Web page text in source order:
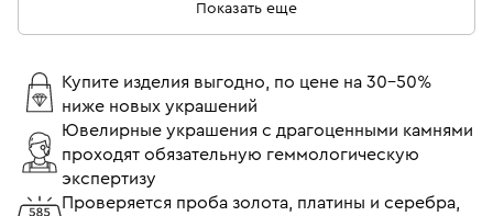
Золотые колье с бриллиантами
Золотые колье 585 пробы
Колье из белого золота с сапфирами Колье с камнями
Показать еще
Купите изделия выгодно, по цене на 30-50%
ниже новых украшений
Ювелирные украшения с драгоценными камнями
проходят обязательную геммологическую
экспертизу
Проверяется проба золота, платины и серебра,